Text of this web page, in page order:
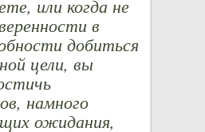
или когда не
в
добиться
цели, вы
намного
ожидания,